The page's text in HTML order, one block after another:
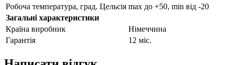
Робоча температура, град. Цельсія max до +50, min від -20
Загальні характеристики
Країна виробник
Німеччина
Гарантія
12 міс.